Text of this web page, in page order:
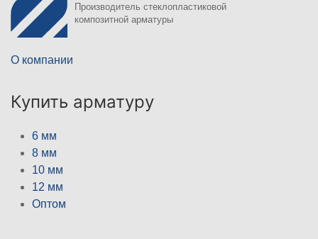
Производитель стеклопластиковой
композитной арматуры
О компании
Купить арматуру
6 мм
8 мм
10 мм
12 мм
Оптом